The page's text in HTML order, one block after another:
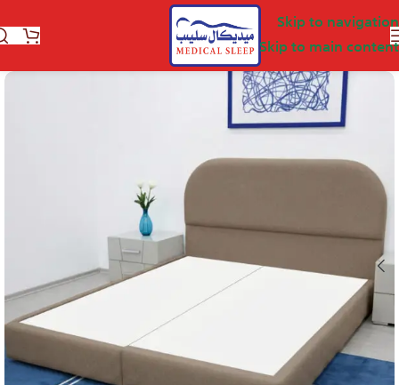
Skip to navigation
Skip to main content